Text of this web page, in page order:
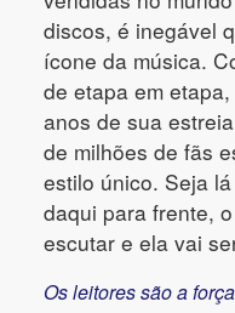
discos, é inegável
ícone da música.
de etapa em
anos de sua
de milhões de fãs
estilo único. Seja
daqui para frente,
escutar e ela vai
Os leitores são a